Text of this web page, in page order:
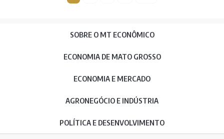
SOBRE O MT ECONÔMICO
ECONOMIA DE MATO GROSSO
ECONOMIA E MERCADO
AGRONEGÓCIO E INDÚSTRIA
POLÍTICA E DESENVOLVIMENTO